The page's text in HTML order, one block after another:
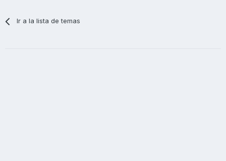
Ir a la lista de temas